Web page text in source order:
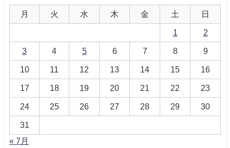
月 火 水 木 金 土 日
1 2
3 4 5 6 7 8 9
10 11 12 13 14 15 16
17 18 19 20 21 22 23
24 25 26 27 28 29 30
31
« 7月